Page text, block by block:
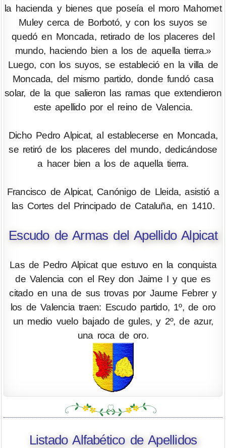
la hacienda y bienes que poseía el moro Mahomet
Muley cerca de Borbotó, y con los suyos se
quedó en Moncada, retirado de los placeres del
mundo, haciendo bien a los de aquella tierra.»
Luego, con los suyos, se estableció en la villa de
Moncada, del mismo partido, donde fundó casa
solar, de la que salieron las ramas que extendieron
este apellido por el reino de Valencia.
Dicho Pedro Alpicat, al establecerse en Moncada,
se retiró de los placeres del mundo, dedicándose
a hacer bien a los de aquella tierra.
Francisco de Alpicat, Canónigo de Lleida, asistió a
las Cortes del Principado de Cataluña, en 1410.
Escudo de Armas del Apellido Alpicat
Las de Pedro Alpicat que estuvo en la conquista
de Valencia con el Rey don Jaime I y que es
citado en una de sus trovas por Jaume Febrer y
los de Valencia traen: Escudo partido, 1º, de oro
un medio vuelo bajado de gules, y 2º, de azur,
una roca de oro.
Listado Alfabético de Apellidos